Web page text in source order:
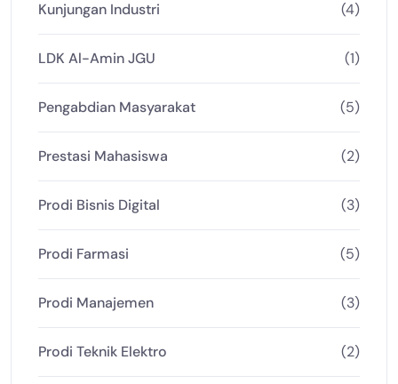
Kunjungan Industri (4)
LDK Al-Amin JGU (1)
Pengabdian Masyarakat (5)
Prestasi Mahasiswa (2)
Prodi Bisnis Digital (3)
Prodi Farmasi (5)
Prodi Manajemen (3)
Prodi Teknik Elektro (2)